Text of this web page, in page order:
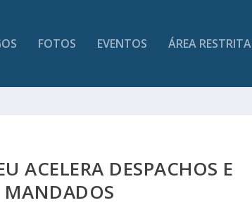
FOTOS EVENTOS ÁREA RESTRITA
ACELERA DESPACHOS E
MANDADOS